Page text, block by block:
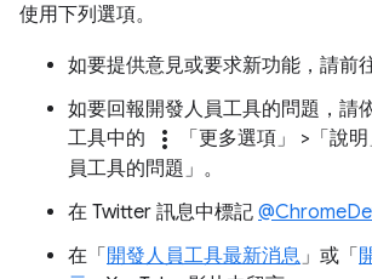
使用下列選項。
如要提供意見或要求新功能，請前
如要回報開發人員工具的問題，請
工具中的
more_vert 「更多選項」 >「說明
員工具的問題」 。
在 Twitter 訊息中標記
在「開發人員工具最新消息 」或「